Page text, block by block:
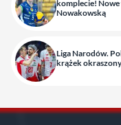
komplecie!
Nowakowską
Liga Narodów.
krążek